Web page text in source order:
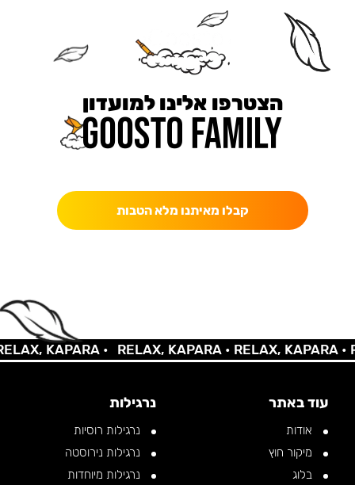
הצטרפו אלינו למועדון
קבלו מאיתנו מלא הטבות
KAPARA • RELAX, KAPARA •RELAX, KAPARA •
עוד באתר
אודות
מיקור חוץ
בלוג
נרגילות
נרגילות רוסיות
נרגילות נירוסטה
נרגילות מיוחדות